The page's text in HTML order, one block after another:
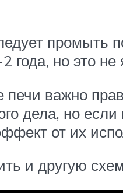
промыть
года, но это
печи важно
дела, но
от их
и другую